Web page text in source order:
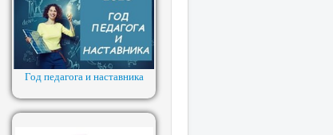
Год педагога и наставника